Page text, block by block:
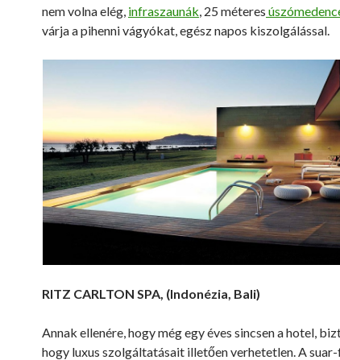
nem volna elég, infraszaunák, 25 méteres
várja a pihenni vágyókat, egész napos kiszolgálással.
RITZ CARLTON SPA, (Indonézia, Bali)
Annak ellenére, hogy még egy éves sincsen a hotel,
hogy luxus szolgáltatásait illetően verhetetlen. A